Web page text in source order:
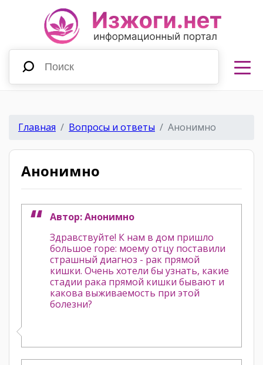
Главная Вопросы и ответы Анонимно
Анонимно
Автор: Анонимно
Здравствуйте! К нам в дом пришло
большое горе: моему отцу поставили
страшный диагноз - рак прямой
кишки. Очень хотели бы узнать, какие
стадии рака прямой кишки бывают и
какова выживаемость при этой
болезни?